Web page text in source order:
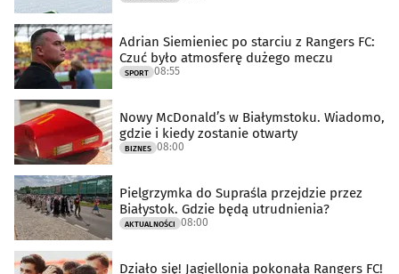
Adrian Siemieniec po starciu z Rangers FC:
Czuć było atmosferę dużego meczu
SPORT 08:55
Nowy McDonald’s w Białymstoku. Wiadomo,
gdzie i kiedy zostanie otwarty
BIZNES 08:00
Pielgrzymka do Supraśla przejdzie przez
Białystok. Gdzie będą utrudnienia?
AKTUALNOŚCI 08:00
Działo się! Jagiellonia pokonała Rangers FC!